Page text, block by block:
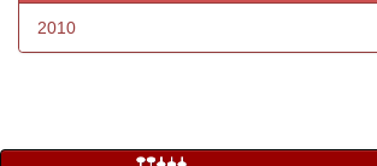
2010